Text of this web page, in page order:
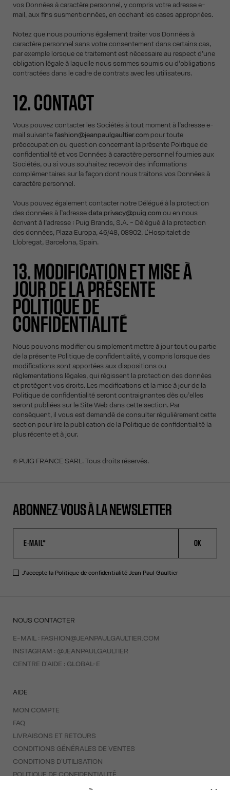
vos Données à caractère personnel, y compris votre adresse e-
mail, aux fins susmentionnées, en cochant les cases appropriées.
Notez que nous pourrions également traiter vos Données à
caractère personnel sans votre consentement dans certains cas,
par exemple lorsque ce traitement est nécessaire au respect d’une
obligation légale à laquelle nous sommes soumis ou d’obligations
contractées dans le cadre de contrats avec les utilisateurs.
12. CONTACT
Vous pouvez contacter les Sociétés à tout moment à l’adresse e-
mail suivantefashion@jeanpaulgaultier.compour toute
préoccupation ou question concernant la présente Politique de
confidentialité et vos Données à caractère personnel fournies aux
Sociétés, ou si vous souhaitez recevoir des informations
complémentaires sur la façon dont nous traitons vos Données à
caractère personnel.
Vous pouvez également contacter notre Délégué à la protection
des données à l’adressedata.privacy@puig.comou en nous
écrivant à l’adresse : Puig Brands, S.A. - Délégué à la protection
des données, Plaza Europa, 46/48, 08902, L'Hospitalet de
Llobregat, Barcelona, Spain.
13. MODIFICATION ET MISE À
JOUR DE LA PRÉSENTE
POLITIQUE DE
CONFIDENTIALITÉ
Nous pouvons modifier ou simplement mettre à jour tout ou partie
de la présente Politique de confidentialité, y compris lorsque des
modifications sont apportées aux dispositions ou
réglementations légales, qui régissent la protection des données
et protègent vos droits. Les modifications et la mise à jour de la
Politique de confidentialité seront contraignantes dès qu’elles
seront publiées sur le Site Web dans cette section. Par
conséquent, il vous est demandé de consulter régulièrement cette
section pour lire la publication de la Politique de confidentialité la
plus récente et à jour.
© PUIG FRANCE SARL. Tous droits réservés.
ABONNEZ-VOUS À LA NEWSLETTER
OK
J'accepte la Politique de confidentialitéJean Paul Gaultier
NOUS CONTACTER
E-MAIL : FASHION@JEANPAULGAULTIER.COM
INSTAGRAM : @JEANPAULGAULTIER
CENTRE D'AIDE : GLOBAL-E
AIDE
MON COMPTE
FAQ
LIVRAISONS ET RETOURS
CONDITIONS GÉNÉRALES DE VENTES
CONDITIONS D'UTILISATION
POLITIQUE DE CONFIDENTIALITÉ
FORMULAIRE DE RÉTRACTATION